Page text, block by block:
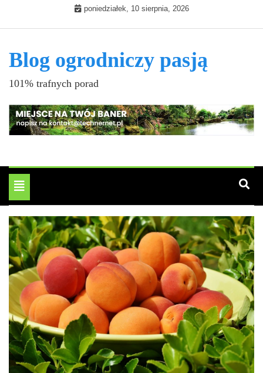
poniedziałek, 10 sierpnia, 2026
Blog ogrodniczy pasją
101% trafnych porad
Toggle
navigation